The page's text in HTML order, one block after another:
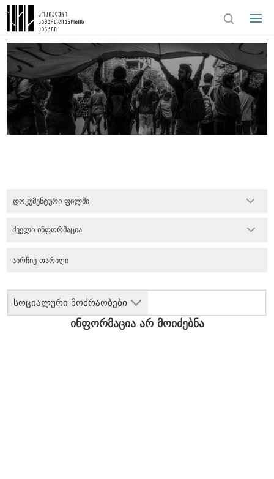
დოკუმენტური ფილმი
სოციალური მოძრაობები
ძველი ინფორმაცია
ინფორმაცია არ მოიძებნა